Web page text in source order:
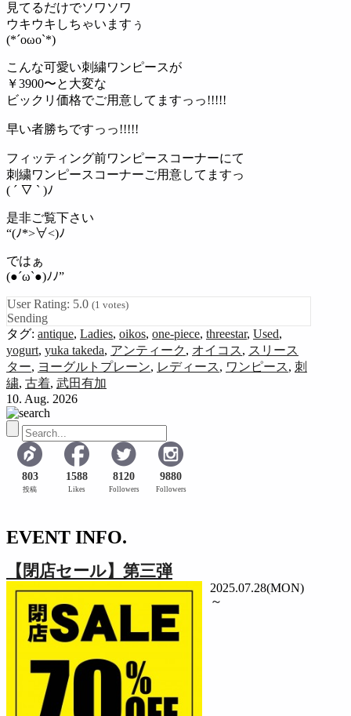
見てるだけでソワソワ
ウキウキしちゃいますぅ
(*´oωo`*)
こんな可愛い刺繍ワンピースが
￥3900〜と大変な
ビックリ価格でご用意してますっっ!!!!!
早い者勝ちですっっ!!!!!
フィッティング前ワンピースコーナーにて
刺繍ワンピースコーナーご用意してますっ
( ´ ▽ ` )ﾉ
是非ご覧下さい
“(ﾉ*>∀<)ﾉ
ではぁ
(●´ω`●)ﾉﾉ”
User Rating: 5.0 (1 votes)
Sending
タグ: antique, Ladies, oikos, one-piece, threestar, Used,
yogurt, yuka takeda, アンティーク , オイコス, スリース
ター, ヨーグルトプレーン, レディース, ワンピース, 刺
繍, 古着, 武田有加
10. Aug. 2026
803
投稿
1588
Likes
8120
Followers
9880
Followers
EVENT INFO.
【閉店セール】第三弾
2025.07.28(MON)
～